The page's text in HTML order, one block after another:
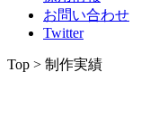
お問い合わせ
Twitter
Top > 制作実績